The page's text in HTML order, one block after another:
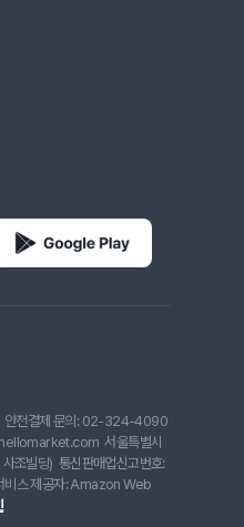
안전결제 문의: 02-324-4090
서울특별시
조빌딩) 통신판매업신고번호:
비스 제공자: Amazon Web